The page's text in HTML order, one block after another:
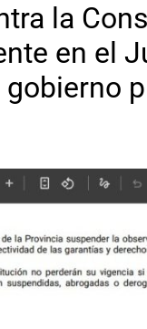
la
en el